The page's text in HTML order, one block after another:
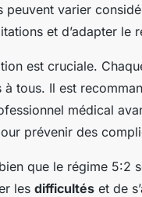
peuvent varier
et d’adapter le
est cruciale.
à tous. Il est
médical
prévenir des
que le régime 5:2
les difficultés et de